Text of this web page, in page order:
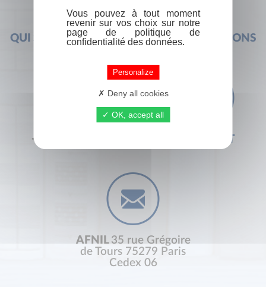
QUI SOMMES-NOUS ? FOIRE AUX QUESTIONS
+33 (0) 1 44 41 29 19 CONTACT
AFNIL 35 rue Grégoire
de Tours 75279 Paris
Cedex 06
Vous pouvez à tout moment
revenir sur vos choix sur notre
page de politique de
confidentialité des données.
Personalize
Deny all cookies
OK, accept all